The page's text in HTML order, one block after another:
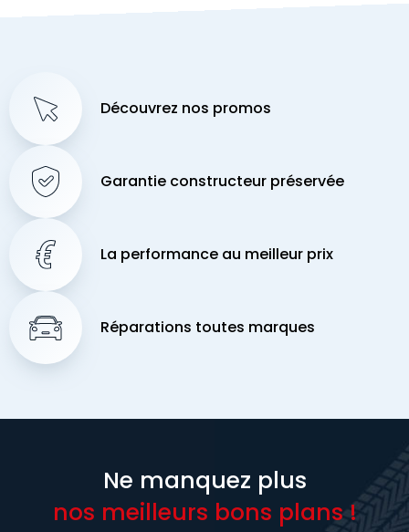
Découvrez nos promos
Garantie constructeur préservée
La performance au meilleur prix
Réparations toutes marques
Ne manquez plus
nos meilleurs bons plans !